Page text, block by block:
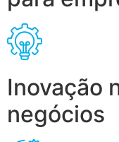
Inovação
negócios